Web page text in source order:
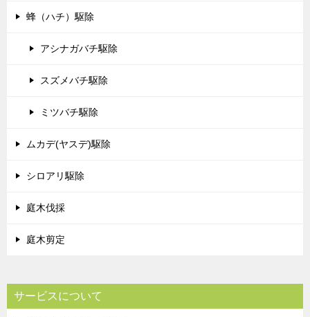
蜂（ハチ）駆除
アシナガバチ駆除
スズメバチ駆除
ミツバチ駆除
ムカデ(ヤスデ)駆除
シロアリ駆除
庭木伐採
庭木剪定
サービスについて